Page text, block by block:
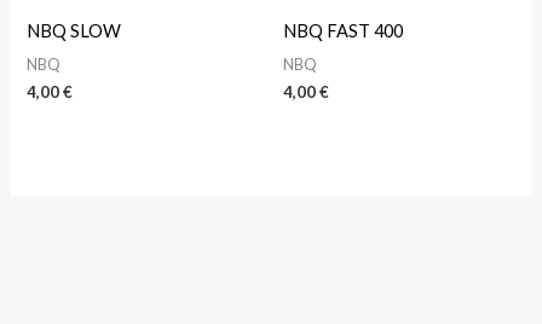
NBQ SLOW
NBQ
4,00€
NBQ FAST 400
NBQ
4,00€